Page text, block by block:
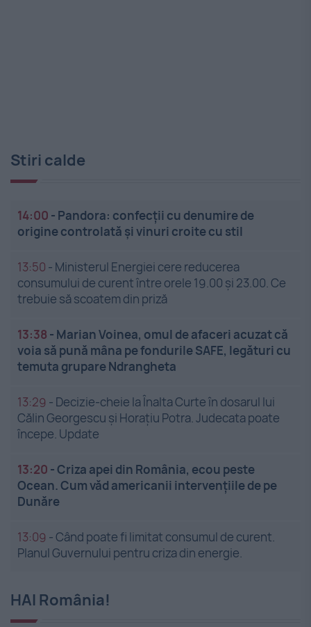
Stiri calde
14:00 - Pandora: confecții cu denumire de
origine controlată și vinuri croite cu stil
13:50 - Ministerul Energiei cere reducerea
consumului de curent între orele 19.00 și 23.00. Ce
trebuie să scoatem din priză
13:38 - Marian Voinea, omul de afaceri acuzat că
voia să pună mâna pe fondurile SAFE, legături cu
temuta grupare Ndrangheta
13:29 - Decizie-cheie la Înalta Curte în dosarul lui
Călin Georgescu și Horațiu Potra. Judecata poate
începe. Update
13:20 -Criza apei din România, ecou peste
Ocean. Cum văd americanii intervențiile de pe
Dunăre
13:09 -Când poate fi limitat consumul de curent.
Planul Guvernului pentru criza din energie.
HAI România!